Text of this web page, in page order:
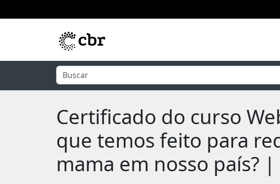
Certificado do curso
que temos feito para
mama em nosso país?